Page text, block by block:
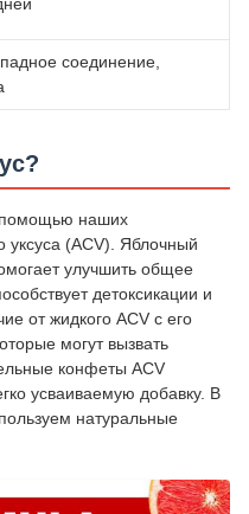
соединение,
помощью наших
уксуса (ACV). Яблочный
улучшить общее
детоксикации и
от жидкого ACV с его
могут вызвать
конфеты ACV
усваиваемую добавку. В
натуральные